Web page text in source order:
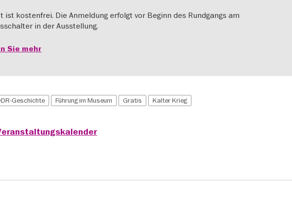
ist kostenfrei. Die Anmeldung erfolgt vor Beginn des Rundgangs am
in der Ausstellung.
Sie mehr
Geschichte Führung im Museum Gratis Kalter Krieg